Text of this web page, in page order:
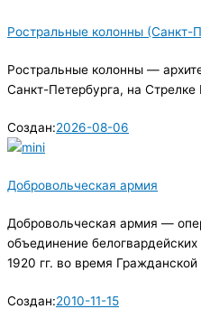
Ростральные колонны (Санкт-
Ростральные колонны —
Санкт-Петербурга, на Стрелке
Создан:2026-08-06
Добровольческая армия
Добровольческая армия —
объединение
1920 гг. во время
Создан:2010-11-15